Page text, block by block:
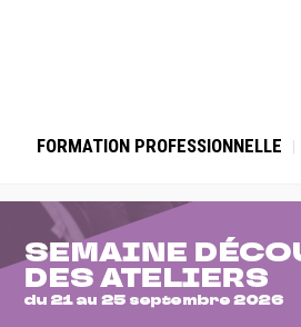
FORMATION PROFESSIONNELLE